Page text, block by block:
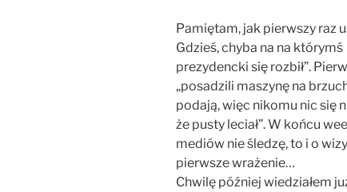
Pamiętam, jak pierwszy raz
Gdzieś, chyba na na
prezydencki się rozbił”.
„posadzili maszynę na
podają, więc nikomu nic się
że pusty leciał”. W końcu
mediów nie śledzę, to i o
pierwsze wrażenie…
Chwilę później wiedziałem